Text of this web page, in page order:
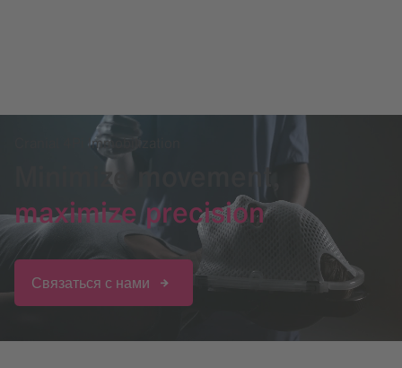
Cranial 4Pi Immobilization
Minimize movement,
maximize precision
Связаться с нами